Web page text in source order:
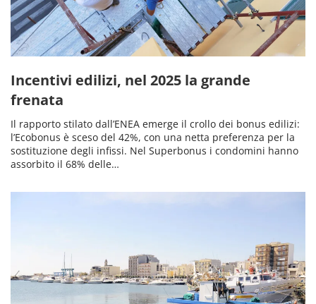
Incentivi edilizi, nel 2025 la grande
frenata
Il rapporto stilato dall’ENEA emerge il crollo dei bonus edilizi:
l’Ecobonus è sceso del 42%, con una netta preferenza per la
sostituzione degli infissi. Nel Superbonus i condomini hanno
assorbito il 68% delle…